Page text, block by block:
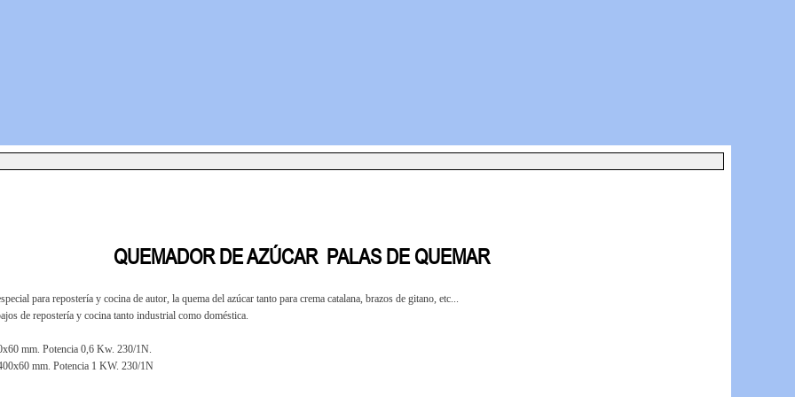
QUEMADOR DE AZÚCAR PALAS DE QUEMAR
para repostería y cocina de autor, la quema del azúcar tanto para crema catalana, brazos de gitano, etc...
de repostería y cocina tanto industrial como doméstica.
mm. Potencia 0,6 Kw. 230/1N.
mm. Potencia 1 KW. 230/1N